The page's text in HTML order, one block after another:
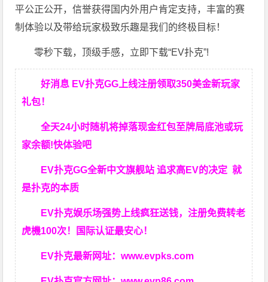
平公正公开，信誉获得国内外用户肯定支持，丰富的赛
制体验以及带给玩家极致乐趣是我们的终极目标！
零秒下载，顶级手感，立即下载“EV扑克”!
好消息 EV扑克GG上线注册领取350美金新玩家
礼包！
全天24小时随机将掉落现金红包至牌局底池或玩
家余额!快体验吧
EV扑克GG全新中文旗舰站 追求高EV的决定就
是扑克的本质
EV扑克娱乐场强势上线疯狂送钱，注册免费转老
虎機100次！国际认证最安心！
EV扑克最新网址：www.evpks.com